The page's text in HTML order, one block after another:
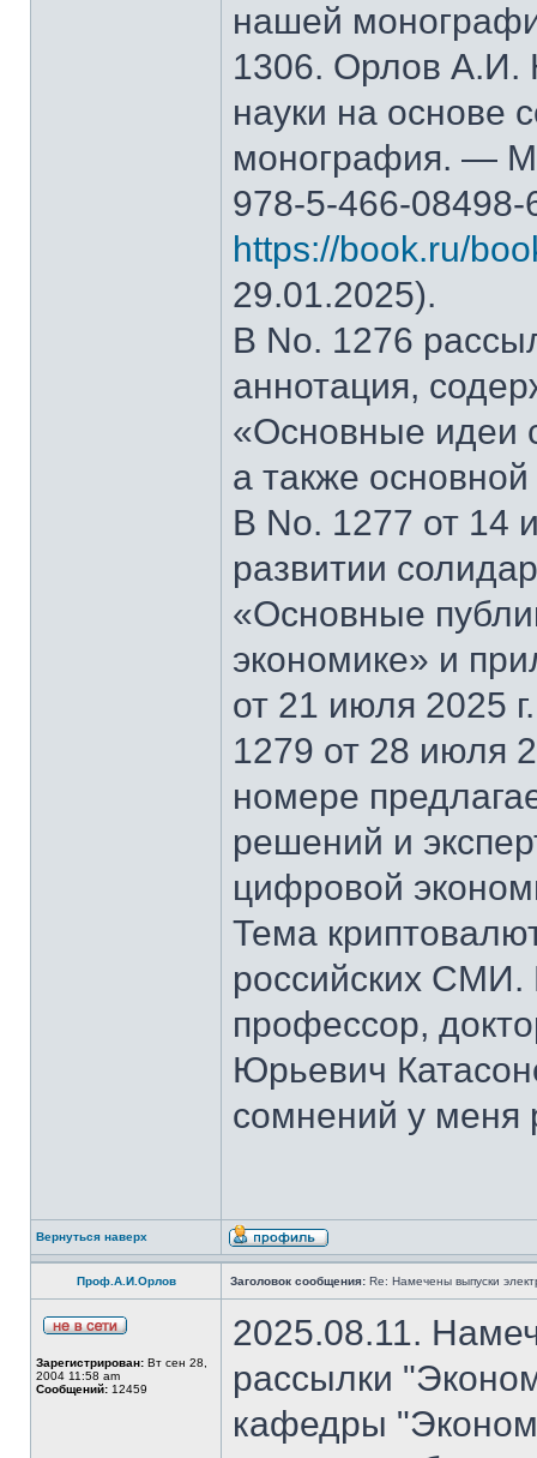
нашей
1306. Орлов А.И.
науки на основе
монография. —
978-5-466-
https://book.ru/
29.01.2025).
В No. 1276
аннотация,
«Основные идеи
а также
В No. 1277 от 14
развитии
«Основные
экономике» и
от 21 июля 2025
1279 от 28 июля
номере
решений и
цифровой
Тема
российских СМИ.
профессор,
Юрьевич
сомнений у меня
Вернуться наверх
Проф.А.И.Орлов Заголовок сообщения: Re: Намечены выпуски
Зарегистрирован: Вт сен 28,
2004 11:58 am
Сообщений: 12459
2025.08.11.
рассылки
кафедры